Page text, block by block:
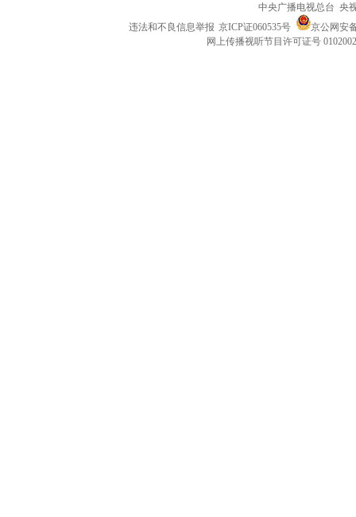
中央广播电视总台 央
违法和不良信息举报 京ICP证060535号
京公网安
网上传播视听节目许可证号